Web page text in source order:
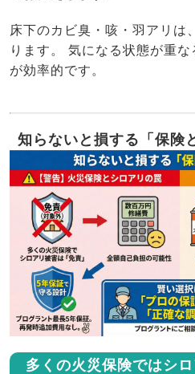
床下のカビ臭・咳・羽アリは
ります。 気になる状態が重
が効率的です。
知らないと損する「保険
多くの火災保険ではシ